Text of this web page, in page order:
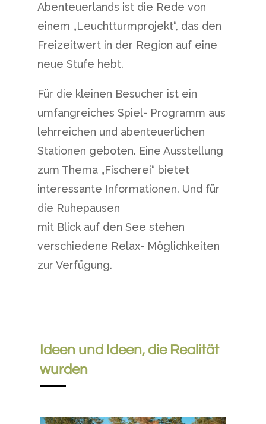
Abenteuerlands ist die Rede von
einem „Leuchtturmprojekt“, das den
Freizeitwert in der Region auf eine
neue Stufe hebt.
Für die kleinen Besucher ist ein
umfangreiches Spiel- Programm aus
lehrreichen und abenteuerlichen
Stationen geboten. Eine Ausstellung
zum Thema „Fischerei“ bietet
interessante Informationen. Und für
die Ruhepausen
mit Blick auf den See stehen
verschiedene Relax- Möglichkeiten
zur Verfügung.
Ideen und Ideen, die Realität
wurden